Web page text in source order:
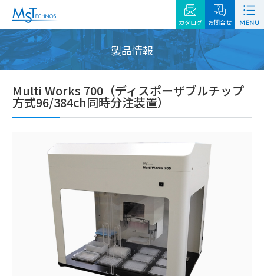
MENU
カタログ お問合せ
製品情報
Multi Works 700（ディスポーザブルチップ
方式96/384ch同時分注装置）